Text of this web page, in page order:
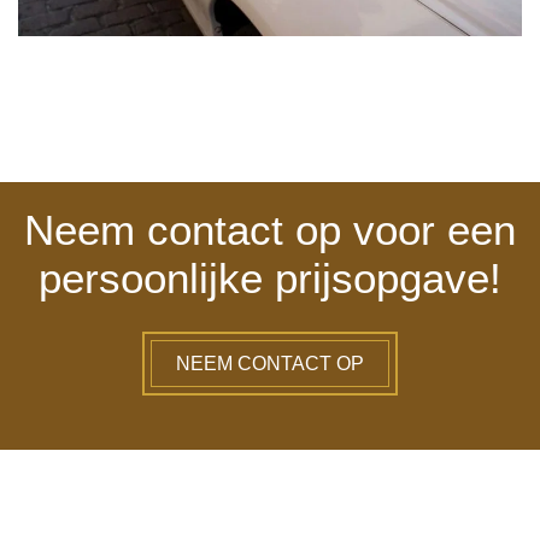
Neem contact op voor een
persoonlijke prijsopgave!
NEEM CONTACT OP